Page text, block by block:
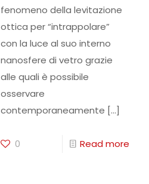
fenomeno della levitazione
ottica per “intrappolare”
con la luce al suo interno
nanosfere di vetro grazie
alle quali è possibile
osservare
contemporaneamente […]
0 Read more